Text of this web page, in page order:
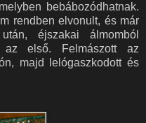
bebábozódhatnak.
rendben elvonult, és már
éjszakai álmomból
az első. Felmászott az
majd lelógaszkodott és